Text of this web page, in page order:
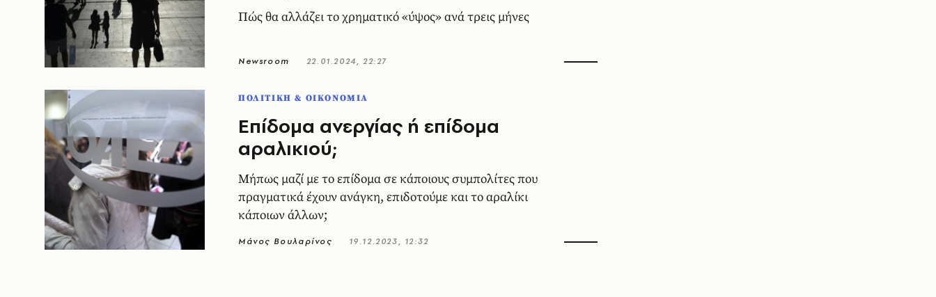
Πώς θα αλλάζει το χρηματικό «ύψος» ανά τρεις μήνες
Newsroom 22.01.2024, 22:27
ΠΟΛΙΤΙΚΗ & ΟΙΚΟΝΟΜΙΑ
Επίδομα ανεργίας ή επίδομα
αραλικιού;
Μήπως μαζί με το επίδομα σε κάποιους συμπολίτες που
πραγματικά έχουν ανάγκη, επιδοτούμε και το αραλίκι
κάποιων άλλων;
Μάνος Βουλαρίνος 19.12.2023, 12:32